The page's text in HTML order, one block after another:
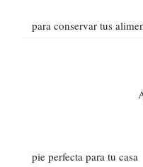
para conservar tus
pie perfecta para tu casa